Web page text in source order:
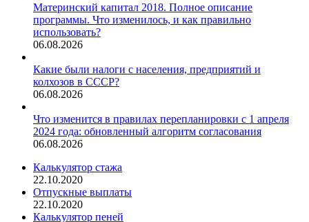
Материнский капитал 2018. Полное описание
программы. Что изменилось, и как правильно
использовать?
06.08.2026
Какие были налоги с населения, предприятий и
колхозов в СССР?
06.08.2026
Что изменится в правилах перепланировки с 1 апреля
2024 года: обновленный алгоритм согласования
06.08.2026
Калькулятор стажа
22.10.2020
Отпускные выплаты
22.10.2020
Калькулятор пеней